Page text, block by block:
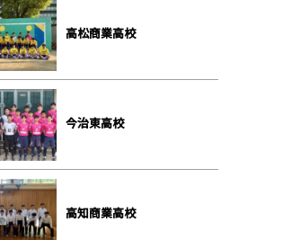
高松商業高校
今治東高校
高知商業高校